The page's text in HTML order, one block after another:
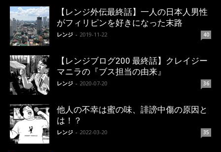
【レンジ外伝最終話】一人の日本人男性
がフィリピンを好きになった末路
レンジ - 2019-11-22 40
【レンジブログ200 最終話】クレイジー
マニラの『ブス担当の由来』
レンジ - 2020-07-20 36
他人の不幸は蜜の味、誹謗中傷の原因と
は！？
レンジ - 2022-03-20 35